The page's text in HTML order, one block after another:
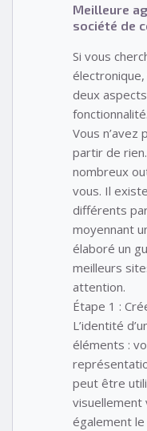
Meilleure
société de
Si vous
deux
fonctionnalité.
Vous n’avez
partir de
nombreux
vous. Il
différents
moyennant
élaboré un
meilleurs
attention.
Étape 1 :
L’identité
éléments :
peut être
visuellement
également